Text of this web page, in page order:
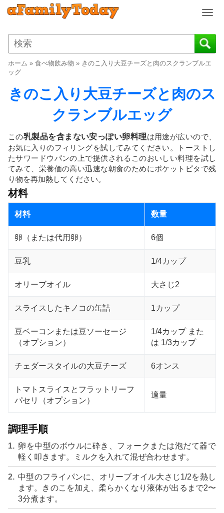
T
g
g
a
a
i
o
ホーム » 食べ物飲み物 » きのこ入り大豆チーズと肉のスクランブルエ
ッグ
きのこ入り大豆チーズと肉のス
クランブルエッグ
この乳製品を含まない安っぽい卵料理は用途が広いので、
お気に入りのフィリングを試してみてください。トーストし
たサワードウパンの上で提供されるこのおいしい料理を試し
てみて、栄養価の高い迅速な朝食のためにポケットピタで残
り物を再加熱してください。
材料
材料 数量
卵（または代用卵） 6個
豆乳 1/4カップ
オリーブオイル 大さじ2
スライスしたキノコの缶詰 1カップ
豆ベーコンまたは豆ソーセージ
（オプション）
1/4カップ また
は 1/3カップ
チェダースタイルの大豆チーズ 6オンス
トマトスライスとフラットリーフ
パセリ（オプション）
適量
調理手順
卵を中型のボウルに砕き、フォークまたは泡だて器で
軽く叩きます。ミルクを入れて混ぜ合わせます。
中型のフライパンに、オリーブオイル大さじ1/2を熱し
ます。きのこを加え、柔らかくなり液体が出るまで2〜
3分煮ます。